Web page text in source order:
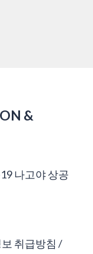
&
나고야 상공
취급방침